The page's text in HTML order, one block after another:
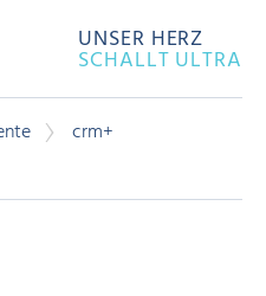
UNSER HERZ
SCHALLT ULTRA
crm+